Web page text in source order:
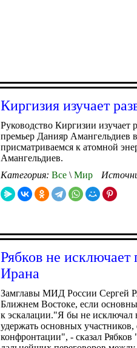
Киргизия изучает
Руководство Киргизии изучает
премьер Данияр
присматриваемся к атомной
Амангельдиев.
Категория: Все \ Мир
Рябков не исключает
Ирана
Замглавы МИД России Сергей
Ближнем Востоке, если
к эскалации."Я бы не исключал
удержать основных
конфронтации", - сказал